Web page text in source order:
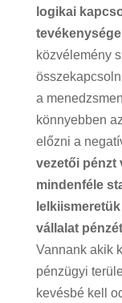
logikai
közvélemény
a
könnyebben
előzni a
vezetői pénzt
mindenféle
vállalat
Vannank akik
pénzügyi
kevésbé kell